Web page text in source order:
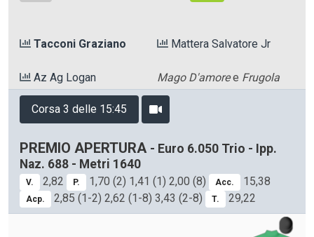
Tacconi Graziano Mattera Salvatore Jr
Az Ag Logan Mago D'amoree Frugola
Corsa 3 delle 15:45
PREMIO APERTURA - Euro 6.050 Trio - Ipp.
Naz. 688 - Metri 1640
V. 2,82 P. 1,70 (2) 1,41 (1) 2,00 (8) Acc. 15,38
Acp. 2,85 (1-2) 2,62 (1-8) 3,43 (2-8) T. 29,22